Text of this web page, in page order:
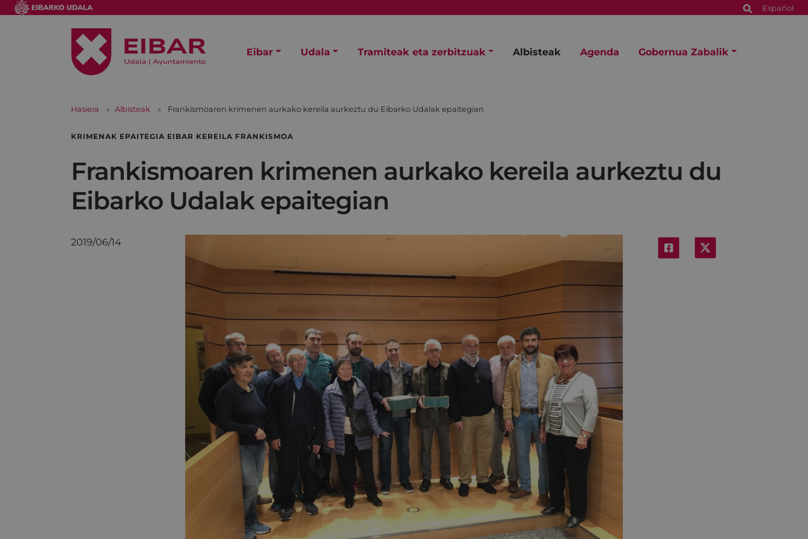
Español
Eibar Udala Tramiteak eta zerbitzuak Albisteak Agenda Gobernua Zabalik
Hasiera Albisteak Frankismoaren krimenen aurkako kereila aurkeztu du Eibarko Udalak epaitegian
KRIMENAK EPAITEGIA EIBAR KEREILA FRANKISMOA
Frankismoaren krimenen aurkako kereila aurkeztu du
Eibarko Udalak epaitegian
2019/06/14